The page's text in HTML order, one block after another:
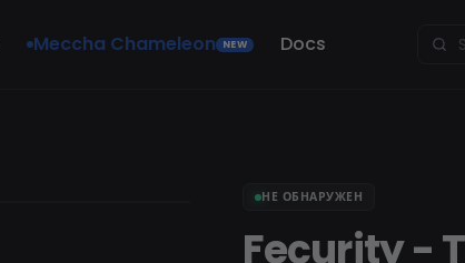
Meccha Chameleon NEW Docs
НЕ ОБНАРУЖЕН
Fecurity -